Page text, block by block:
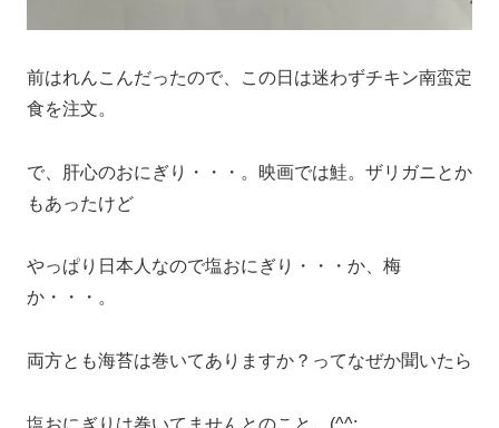
前はれんこんだったので、この日は迷わずチキン南蛮定
食を注文。
で、肝心のおにぎり・・・。映画では鮭。ザリガニとか
もあったけど
やっぱり日本人なので塩おにぎり・・・か、梅
か・・・。
両方とも海苔は巻いてありますか？ってなぜか聞いたら
塩おにぎりは巻いてませんとのこと。(^^;